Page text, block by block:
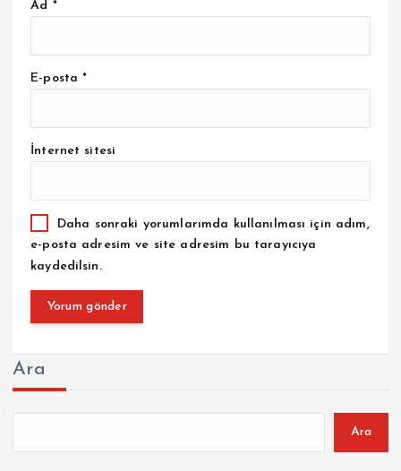
Ad *
E-posta*
İnternet sitesi
Daha sonraki yorumlarımda kullanılması için adım,
e-posta adresim ve site adresim bu tarayıcıya
kaydedilsin.
Ara
Ara